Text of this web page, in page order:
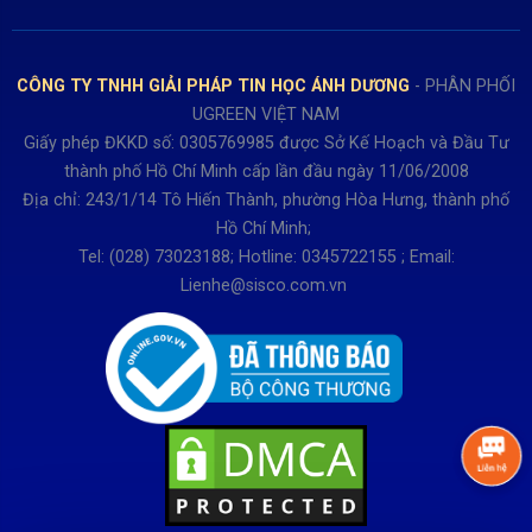
Hướng dẫn đăng ký tài khoản
Thời gian làm việc từ Thứ 2- Thứ 7
Buổi chiều từ 13h15 đến 17h30
Thứ 7 làm đến 15h30 chiều.
CÔNG TY TNHH GIẢI PHÁP TIN HỌC ÁNH DƯƠNG - PHÂN PHỐI
UGREEN VIỆT NAM
Giấy phép ĐKKD số: 0305769985 được Sở Kế Hoạch và Đầu Tư
thành phố Hồ Chí Minh cấp lần đầu ngày 11/06/2008
Địa chỉ: 243/1/14 Tô Hiến Thành, phường Hòa Hưng, thành phố
Hồ Chí Minh;
Tel: (028) 73023188; Hotline: 0345722155 ; Email:
Lienhe@sisco.com.vn